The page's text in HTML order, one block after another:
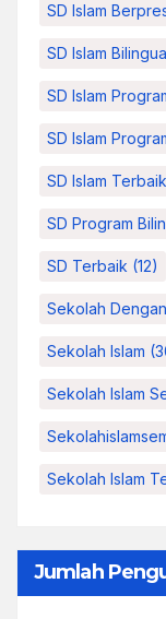
SD Islam
SD Islam
SD Islam
SD Islam
SD Islam
SD Program
SD Terbaik (12)
Sekolah
Sekolah Islam
Sekolah Islam
Sekolah Islam
Jumlah